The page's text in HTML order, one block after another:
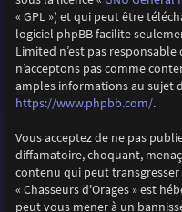
« GPL ») et qui peut être
logiciel phpBB facilite
Limited n’est pas
n’acceptons pas comme
amples informations au sujet
https://www.phpbb.com/.
Vous acceptez de ne pas
diffamatoire, choquant,
contenu qui peut
« Chasseurs d'Orages » est
peut vous mener à un